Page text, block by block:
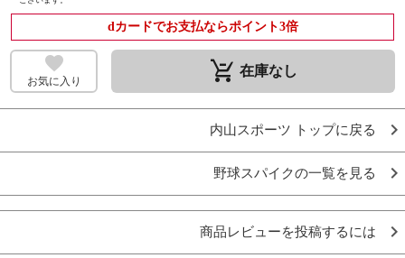
dカードでお支払ならポイント3倍
お気に入り remove_shopping_cart 在庫なし
内山スポーツ トップに戻る
野球スパイクの一覧を見る
商品レビューを投稿するには